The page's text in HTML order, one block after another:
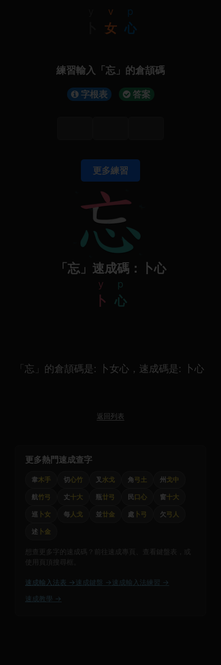
v
女
p
心
練習輸入「忘」的倉頡碼
字根表 答案
更多練習
「忘」速成碼：卜心
y
卜
p
心
「忘」的倉頡碼是: 卜女心，速成碼是: 卜心
返回列表
更多熱門速成查字
韋木手 切心竹 叉 水戈 角弓土 州 戈中
航竹弓 丈十大 瓶廿弓 民口心 窗十大
巡 卜女 每人戈 並廿金 處 卜弓 欠弓人
述 卜金
想查更多字的速成碼？前往速成專頁、查看鍵盤表，或
使用頁頂搜尋框。
速成輸入法表 → 速成鍵盤 → 速成輸入法練習 →
速成教學 →